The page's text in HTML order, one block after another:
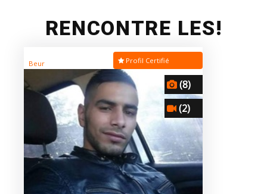
RENCONTRE LES!